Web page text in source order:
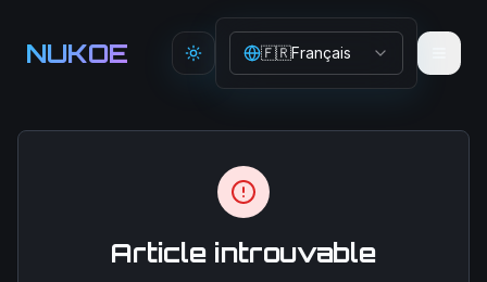
NUKOE Toggle theme
🇫🇷Français
Article introuvable